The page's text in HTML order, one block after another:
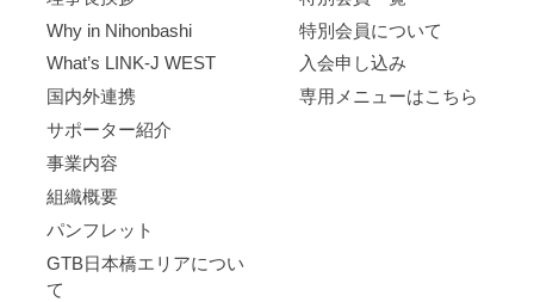
Why in Nihonbashi
What’s LINK-J WEST
国内外連携
サポーター紹介
事業内容
組織概要
パンフレット
GTB日本橋エリアについ
て
特別会員について
入会申し込み
専用メニューはこちら